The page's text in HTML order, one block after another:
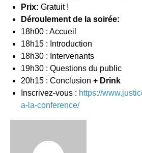
Prix: Gratuit !
Déroulement de la soirée:
18h00 : Accueil
18h15 : Introduction
18h30 : Intervenants
19h30 : Questions du public
20h15 : Conclusion + Drink
Inscrivez-vous : https://
a-la-conference/